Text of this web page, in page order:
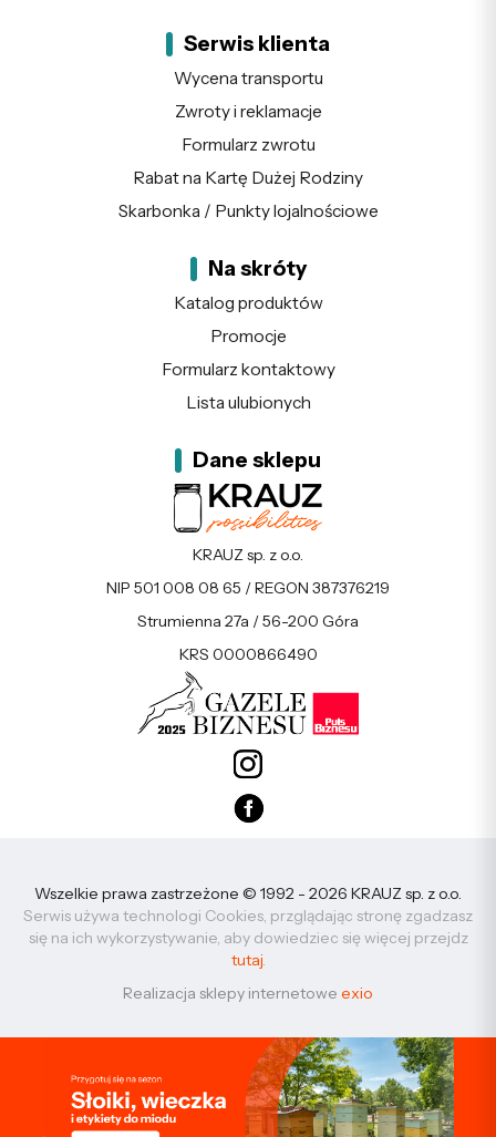
Serwis klienta
Wycena transportu
Zwroty i reklamacje
Formularz zwrotu
Rabat na Kartę Dużej Rodziny
Skarbonka / Punkty lojalnościowe
Na skróty
Katalog produktów
Promocje
Formularz kontaktowy
Lista ulubionych
Dane sklepu
KRAUZ sp. z o.o.
NIP 501 008 08 65 / REGON 387376219
Strumienna 27a / 56-200 Góra
KRS 0000866490
Wszelkie prawa zastrzeżone © 1992 - 2026 KRAUZ sp. z o.o.
Serwis używa technologi Cookies, przglądając stronę zgadzasz
się na ich wykorzystywanie, aby dowiedziec się więcej przejdz
tutaj.
Realizacja sklepy internetowe exio